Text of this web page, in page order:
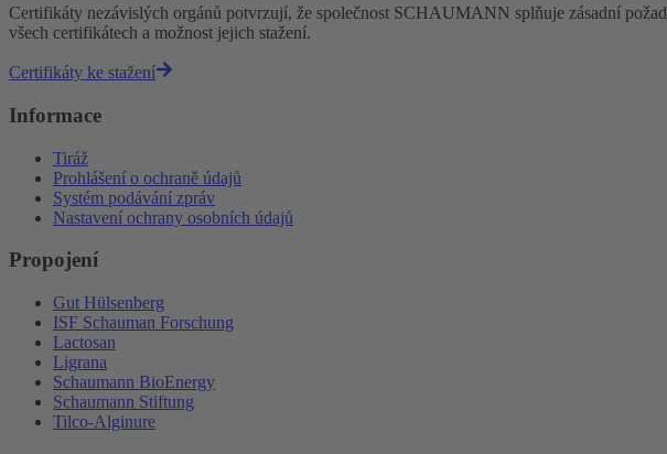
Certifikáty nezávislých orgánů potvrzují, že společnost SCHAUMANN splňuje zásadní
všech certifikátech a možnost jejich stažení.
Certifikáty ke stažení
Informace
Tiráž
Prohlášení o ochraně údajů
Systém podávání zpráv
Nastavení ochrany osobních údajů
Propojení
Gut Hülsenberg
ISF Schauman Forschung
Lactosan
Ligrana
Schaumann BioEnergy
Schaumann Stiftung
Tilco-Alginure